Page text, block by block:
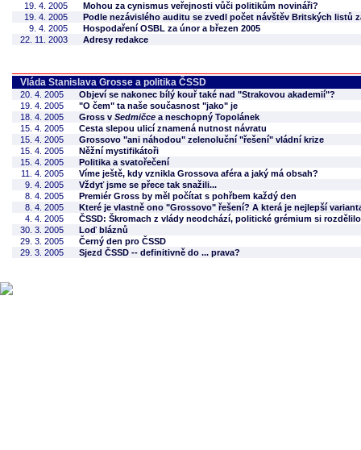
19. 4. 2005
Mohou za cynismus veřejnosti vůči politikům novináři?
19. 4. 2005
Podle nezávislého auditu se zvedl počet návštěv Britských listů
9. 4. 2005
Hospodaření OSBL za únor a březen 2005
22. 11. 2003
Adresy redakce
Vláda Stanislava Grosse a politika ČSSD
20. 4. 2005
Objeví se nakonec bílý kouř také nad "Strakovou akademií"?
19. 4. 2005
"O čem" ta naše současnost "jako" je
18. 4. 2005
Gross v Sedmičce a neschopný Topolánek
15. 4. 2005
Cesta slepou ulicí znamená nutnost návratu
15. 4. 2005
Grossovo "ani náhodou" zelenoluční "řešení" vládní krize
15. 4. 2005
Něžní mystifikátoři
15. 4. 2005
Politika a svatořečení
11. 4. 2005
Víme ještě, kdy vznikla Grossova aféra a jaký má obsah?
9. 4. 2005
Vždyť jsme se přece tak snažili...
8. 4. 2005
Premiér Gross by měl počítat s pohřbem každý den
8. 4. 2005
Které je vlastně ono "Grossovo" řešení? A která je nejlepší
4. 4. 2005
ČSSD: Škromach z vlády neodchází, politické grémium si
30. 3. 2005
Loď bláznů
29. 3. 2005
Černý den pro ČSSD
29. 3. 2005
Sjezd ČSSD -- definitivně do ... prava?